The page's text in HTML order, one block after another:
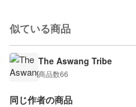
似ている商品
The Aswang Tribe
商品数66
同じ作者の商品